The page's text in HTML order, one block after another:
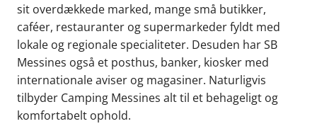
sit overdækkede marked, mange små butikker,
caféer, restauranter og supermarkeder fyldt med
lokale og regionale specialiteter. Desuden har SB
Messines også et posthus, banker, kiosker med
internationale aviser og magasiner. Naturligvis
tilbyder Camping Messines alt til et behageligt og
komfortabelt ophold.